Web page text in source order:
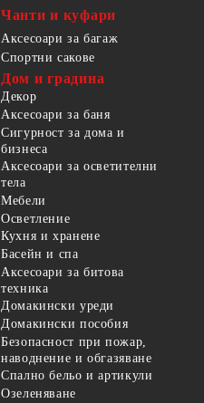
Чанти и куфари
Аксесоари за багаж
Спортни сакове
Дом и градина
Декор
Аксесоари за баня
Сигурност за дома и
бизнеса
Аксесоари за осветителни
тела
Мебели
Осветление
Кухня и хранене
Басейн и спа
Аксесоари за битова
техника
Домакински уреди
Домакински пособия
Безопасност при пожар,
наводнение и обгазяване
Спално бельо и артикули
Озеленяване